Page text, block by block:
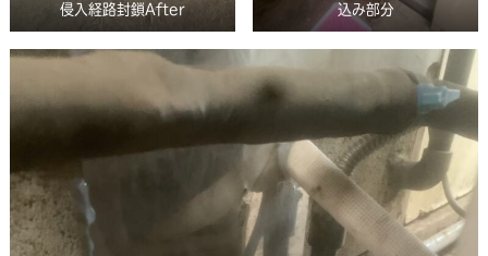
侵入経路封鎖After
込み部分